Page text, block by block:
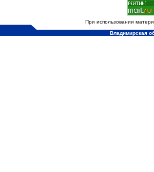
При использовании
Владимирская